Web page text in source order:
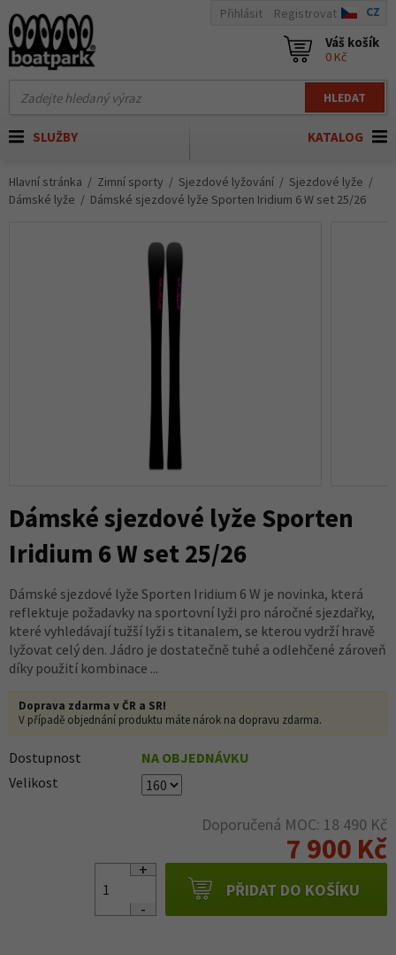
HLEDAT
Přihlásit Registrovat CZ
Váš košík
0 Kč
KATALOG
SLUŽBY
Hlavní stránka Zimní sporty Sjezdové lyžování
Sjezdové lyže
Dámské lyže
Dámské sjezdové lyže Sporten Iridium 6 W set 25/26
Dámské sjezdové lyže Sporten
Iridium 6 W set 25/26
Dámské sjezdové lyže Sporten Iridium 6 W je novinka, která
reflektuje požadavky na sportovní lyži pro náročné sjezdařky,
které vyhledávají tužší lyži s titanalem, se kterou vydrží hravě
lyžovat celý den. Jádro je dostatečně tuhé a odlehčené zároveň
díky použití kombinace ...
Doprava zdarma v ČR a SR!
V případě objednání produktu máte nárok na dopravu zdarma.
Dostupnost
NA OBJEDNÁVKU
Velikost
Doporučená MOC: 18 490 Kč
7 900 Kč
PŘIDAT DO KOŠÍKU